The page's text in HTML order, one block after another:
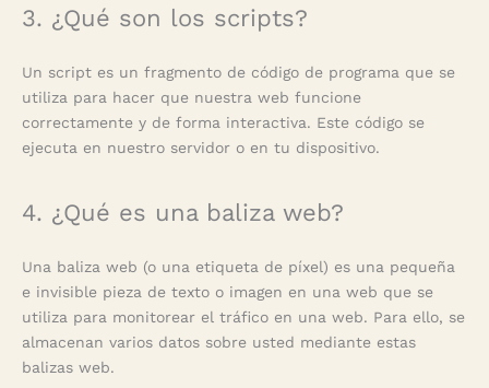
3. ¿Qué son los scripts?
Un script es un fragmento de código de programa que se
utiliza para hacer que nuestra web funcione
correctamente y de forma interactiva. Este código se
ejecuta en nuestro servidor o en tu dispositivo.
4. ¿Qué es una baliza web?
Una baliza web (o una etiqueta de píxel) es una pequeña
e invisible pieza de texto o imagen en una web que se
utiliza para monitorear el tráfico en una web. Para ello, se
almacenan varios datos sobre usted mediante estas
balizas web.